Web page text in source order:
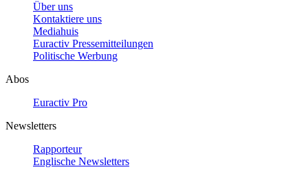
Über uns
Kontaktiere uns
Mediahuis
Euractiv Pressemitteilungen
Politische Werbung
Abos
Euractiv Pro
Newsletters
Rapporteur
Englische Newsletters